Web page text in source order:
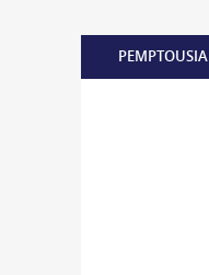
PEMPTOUSIA